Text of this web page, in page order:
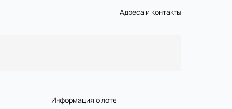
Адреса и контакты
Информация о лоте